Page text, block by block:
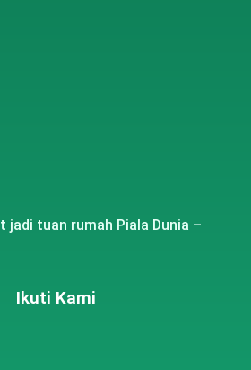
jadi tuan rumah Piala Dunia –
Ikuti Kami